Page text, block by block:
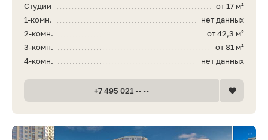
от 17 м²
Студии
нет данных
1-комн.
от 42,3 м²
2-комн.
от 81 м²
3-комн.
нет данных
4-комн.
+7 495 021 •• ••